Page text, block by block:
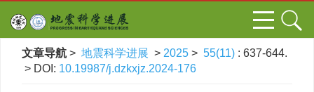
文章导航 > 地震科学进展 > 2025 > 55(11) : 637-644.
> DOI: 10.19987/j.dzkxjz.2024-176